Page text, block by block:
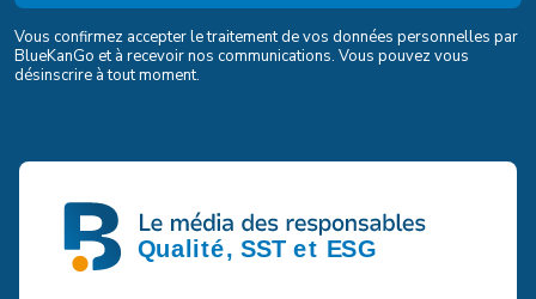
Vous confirmez accepter le traitement de vos données personnelles par
BlueKanGo et à recevoir nos communications. Vous pouvez vous
désinscrire à tout moment.